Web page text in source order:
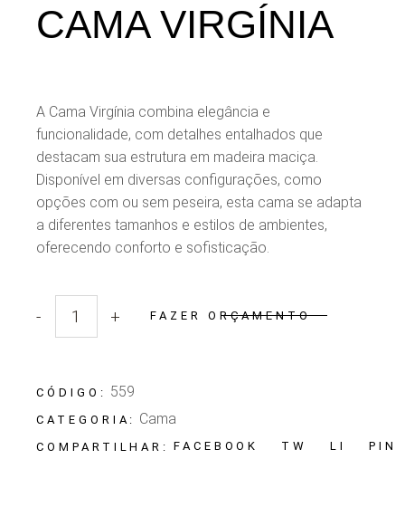
CAMA VIRGÍNIA
A Cama Virgínia combina elegância e
funcionalidade, com detalhes entalhados que
destacam sua estrutura em madeira maciça.
Disponível em diversas configurações, como
opções com ou sem peseira, esta cama se adapta
a diferentes tamanhos e estilos de ambientes,
oferecendo conforto e sofisticação.
Quantidade Cama Virgínia
- + FAZER ORÇAMENTO
CÓDIGO: 559
CATEGORIA: Cama
COMPARTILHAR: FACEBOOK TW LI PIN